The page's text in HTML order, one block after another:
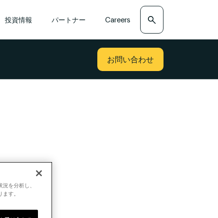
投資情報 パートナー Careers 検索
お問い合わせ
を分析し、
す。